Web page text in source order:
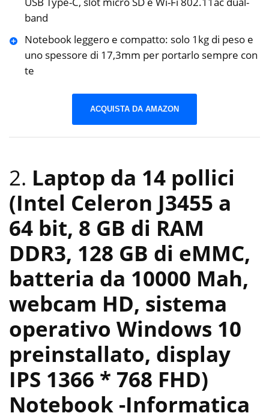
band
Notebook leggero e compatto: solo 1kg di peso e
uno spessore di 17,3mm per portarlo sempre con
te
ACQUISTA DA AMAZON
2. Laptop da 14 pollici
(Intel Celeron J3455 a
64 bit, 8 GB di RAM
DDR3, 128 GB di eMMC,
batteria da 10000 Mah,
webcam HD, sistema
operativo Windows 10
preinstallato, display
IPS 1366 * 768 FHD)
Notebook -Informatica